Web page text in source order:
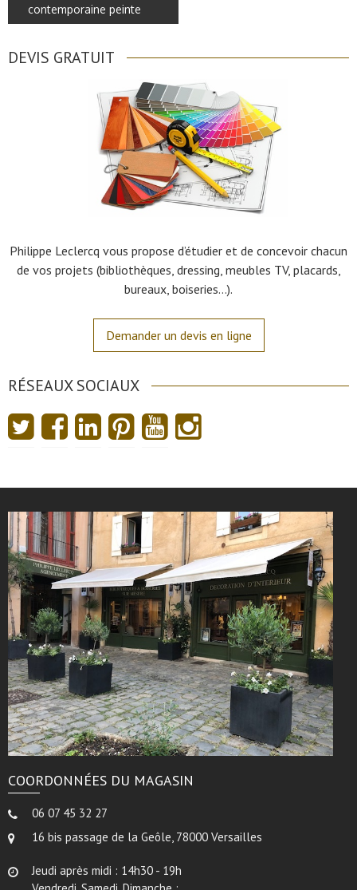
contemporaine peinte
DEVIS GRATUIT
Philippe Leclercq vous propose d’étudier et de concevoir chacun
de vos projets (bibliothèques, dressing, meubles TV, placards,
bureaux, boiseries…).
Demander un devis en ligne
RÉSEAUX SOCIAUX
COORDONNÉES DU MAGASIN
06 07 45 32 27
16 bis passage de la Geôle, 78000 Versailles
Jeudi après midi : 14h30 - 19h